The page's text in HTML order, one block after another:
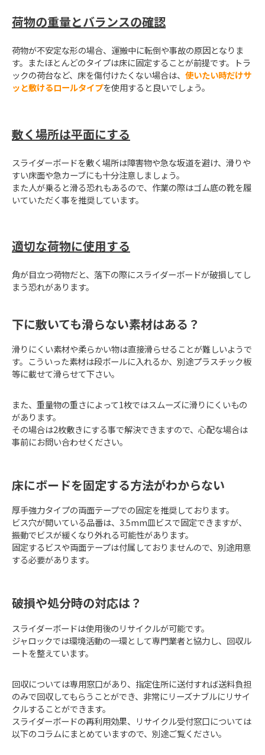
荷物の重量とバランスの確認
荷物が不安定な形の場合、運搬中に転倒や事故の原因となりま
す。またほとんどのタイプは床に固定することが前提です。トラ
ックの荷台など、床を傷付けたくない場合は、 使いたい時だけサ
ッと敷けるロールタイプを使用すると良いでしょう。
敷く場所は平面にする
スライダーボードを敷く場所は障害物や急な坂道を避け、滑りや
すい床面や急カーブにも十分注意しましょう。
また人が乗ると滑る恐れもあるので、作業の際はゴム底の靴を履
いていただく事を推奨しています。
適切な荷物に使用する
角が目立つ荷物だと、落下の際にスライダーボードが破損してし
まう恐れがあります。
下に敷いても滑らない素材はある？
滑りにくい素材や柔らかい物は直接滑らせることが難しいようで
す。こういった素材は段ボールに入れるか、別途プラスチック板
等に載せて滑らせて下さい。
また、重量物の重さによって1枚ではスムーズに滑りにくいもの
があります。
その場合は2枚敷きにする事で解決できますので、心配な場合は
事前にお問い合わせください。
床にボードを固定する方法がわからない
厚手強力タイプの両面テープでの固定を推奨しております。
ビス穴が開いている品番は、3.5mm皿ビスで固定できますが、
振動でビスが緩くなり外れる可能性があります。
固定するビスや両面テープは付属しておりませんので、別途用意
する必要があります。
破損や処分時の対応は？
スライダーボードは使用後のリサイクルが可能です。
ジャロックでは環境活動の一環として専門業者と協力し、回収ル
ートを整えています。
回収については専用窓口があり、指定住所に送付すれば送料負担
のみで回収してもらうことができ、非常にリーズナブルにリサイ
クルすることができます。
スライダーボードの再利用効果、リサイクル受付窓口については
以下のコラムにまとめていますので、別途ご覧ください。